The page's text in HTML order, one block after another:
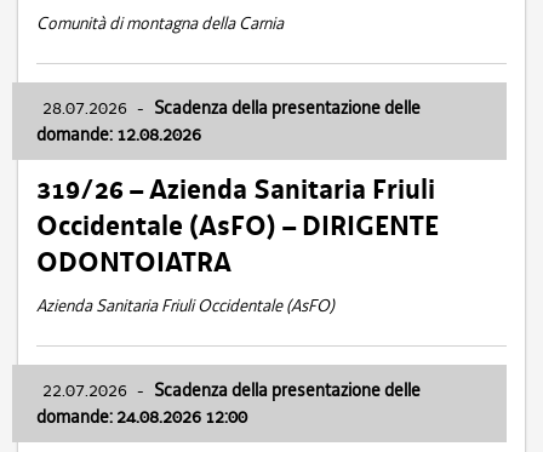
Comunità di montagna della Carnia
28.07.2026 - Scadenza della presentazione delle
domande: 12.08.2026
319/26 – Azienda Sanitaria Friuli
Occidentale (AsFO) – DIRIGENTE
ODONTOIATRA
Azienda Sanitaria Friuli Occidentale (AsFO)
22.07.2026 - Scadenza della presentazione delle
domande: 24.08.2026 12:00